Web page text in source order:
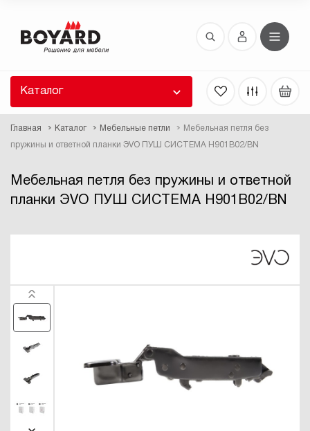
Каталог
Главная Каталог Мебельные петли Мебельная петля без
пружины и ответной планки ЭVO ПУШ СИСТЕМА H901B02/BN
Мебельная петля без пружины и ответной
планки ЭVO ПУШ СИСТЕМА H901B02/BN
Восстановление пароля
высланы вам по E-Mail.
ссылку для восстановления